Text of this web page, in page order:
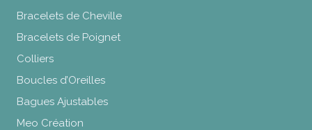
Bracelets de Cheville
Bracelets de Poignet
Colliers
Boucles d’Oreilles
Bagues Ajustables
Meo Création